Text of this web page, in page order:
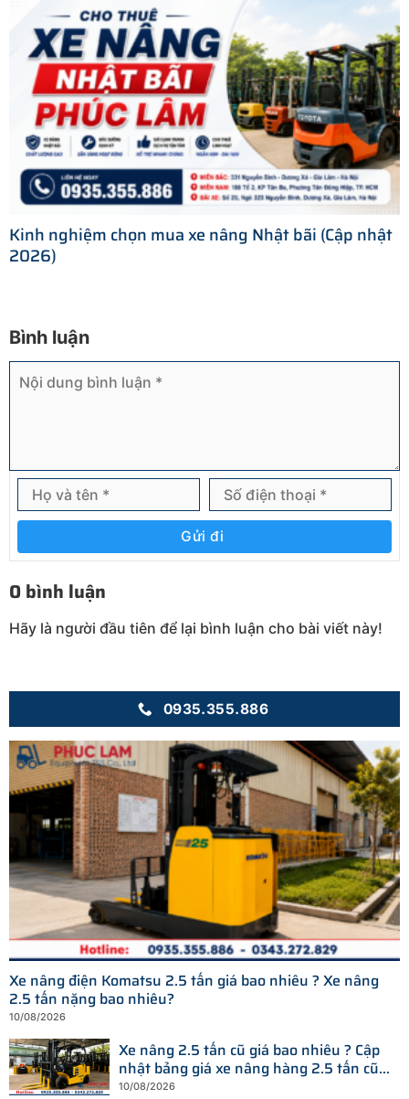
Kinh nghiệm chọn mua xe nâng Nhật bãi (Cập nhật
2026)
Bình luận
Gửi đi
0 bình luận
Hãy là người đầu tiên để lại bình luận cho bài viết này!
0935.355.886
Xe nâng điện Komatsu 2.5 tấn giá bao nhiêu ? Xe nâng
2.5 tấn nặng bao nhiêu?
10/08/2026
Xe nâng 2.5 tấn cũ giá bao nhiêu ? Cập
nhật bảng giá xe nâng hàng 2.5 tấn cũ
chạy dầu, xăng, điện
10/08/2026